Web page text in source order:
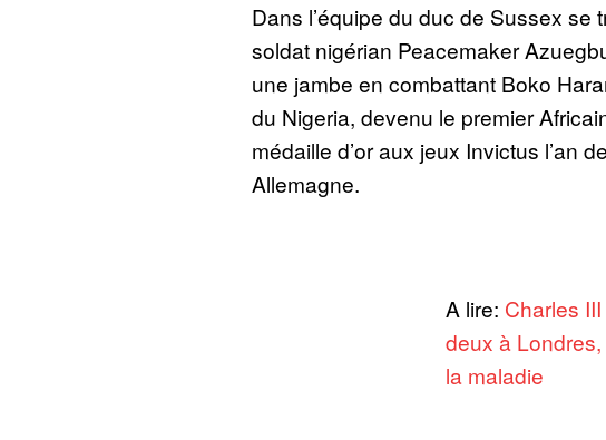
Dans l’équipe du duc de Sussex se
soldat nigérian Peacemaker
une jambe en combattant Boko
du Nigeria, devenu le premier
médaille d’or aux jeux Invictus l’an
Allemagne.
A lire: Charles
deux à Londres,
la maladie